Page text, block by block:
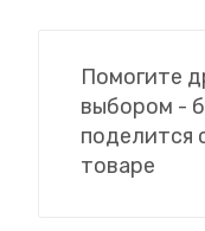
Помогите
выбором -
поделится
товаре